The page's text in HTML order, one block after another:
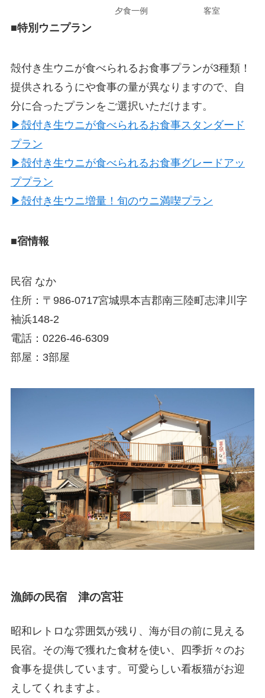
夕食一例 客室
■特別ウニプラン
殻付き生ウニが食べられるお食事プランが3種類！
提供されるうにや食事の量が異なりますので、自
分に合ったプランをご選択いただけます。
▶殻付き生ウニが食べられるお食事スタンダード
プラン
▶殻付き生ウニが食べられるお食事グレードアッ
ププラン
▶殻付き生ウニ増量！旬のウニ満喫プラン
■宿情報
民宿 なか
住所：〒986-0717宮城県本吉郡南三陸町志津川字
袖浜148-2
電話：0226-46-6309
部屋：3部屋
漁師の民宿 津の宮荘
昭和レトロな雰囲気が残り、海が目の前に見える
民宿。その海で獲れた食材を使い、四季折々のお
食事を提供しています。可愛らしい看板猫がお迎
えしてくれますよ。